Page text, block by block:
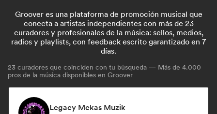
Groover es una plataforma de promoción musical que
conecta a artistas independientes con más de 23
curadores y profesionales de la música: sellos, medios,
radios y playlists, con feedback escrito garantizado en 7
días.
23 curadores que coinciden con tu búsqueda — Más de 4.000
pros de la música disponibles en Groover
Legacy Mekas Muzik